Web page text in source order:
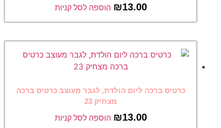
₪13.00 הוספה לסל קניות
כרטיס ברכה ליום הולדת, לגבר מעוצב כרטיס ברכה
מצחיק 23
₪13.00 הוספה לסל קניות